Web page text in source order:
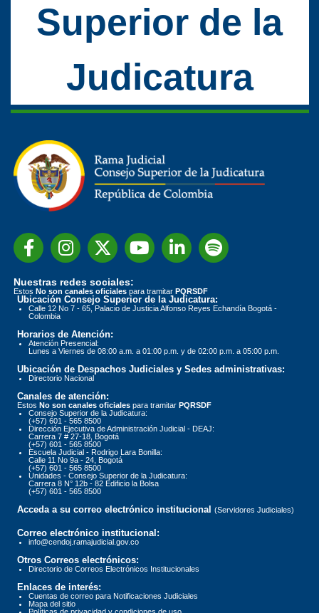
Superior de la
Judicatura
Nuestras redes sociales:
Estos No son canales oficiales para tramitar PQRSDF
Ubicación Consejo Superior de la Judicatura:
Calle 12 No 7 - 65, Palacio de Justicia Alfonso Reyes Echandía Bogotá -
Colombia
Horarios de Atención:
Atención Presencial:
Lunes a Viernes de 08:00 a.m. a 01:00 p.m. y de 02:00 p.m. a 05:00 p.m.
Ubicación de Despachos Judiciales y Sedes administrativas:
Directorio Nacional
Canales de atención:
Estos No son canales oficiales para tramitar PQRSDF
Consejo Superior de la Judicatura:
(+57) 601 - 565 8500
Dirección Ejecutiva de Administración Judicial - DEAJ:
Carrera 7 # 27-18, Bogotá
(+57) 601 - 565 8500
Escuela Judicial - Rodrigo Lara Bonilla:
Calle 11 No 9a - 24, Bogotá
(+57) 601 - 565 8500
Unidades - Consejo Superior de la Judicatura:
Carrera 8 N° 12b - 82 Edificio la Bolsa
(+57) 601 - 565 8500
Acceda a su correo electrónico institucional (Servidores Judiciales)
Correo electrónico institucional:
info@cendoj.ramajudicial.gov.co
Otros Correos electrónicos:
Directorio de Correos Electrónicos Institucionales
Enlaces de interés:
Cuentas de correo para Notificaciones Judiciales
Mapa del sitio